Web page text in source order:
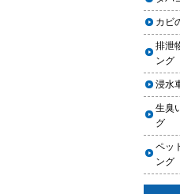
【
ーフ
容・
車の
グと
車の
カビ
排泄
ング
浸水
生臭
グ
ペッ
ング